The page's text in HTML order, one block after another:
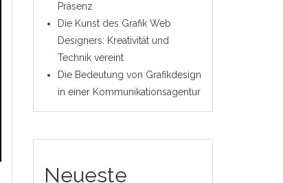
Präsenz
Die Kunst des Grafik Web
Designers: Kreativität und
Technik vereint
Die Bedeutung von Grafikdesign
in einer Kommunikationsagentur
Neueste